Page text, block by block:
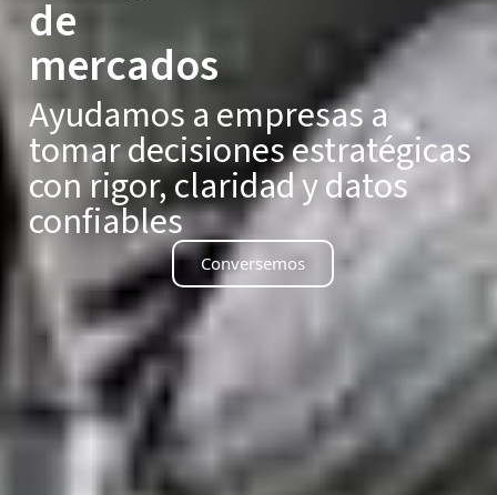
de
mercados
Ayudamos a empresas a
tomar decisiones estratégicas
con rigor, claridad y datos
confiables
Conversemos